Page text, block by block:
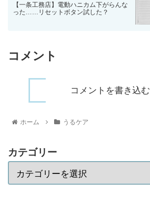
【一条工務店】電動ハニカム下がらんな
った……リセットボタン試した？
コメント
コメントを書き込む
ホーム うるケア
カテゴリー